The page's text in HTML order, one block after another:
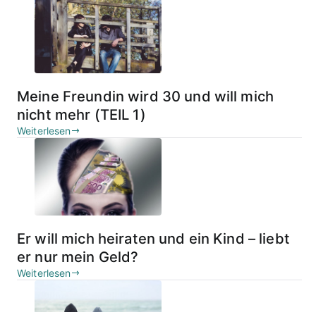
Meine Freundin wird 30 und will mich
nicht mehr (TEIL 1)
Weiterlesen
Er will mich heiraten und ein Kind – liebt
er nur mein Geld?
Weiterlesen